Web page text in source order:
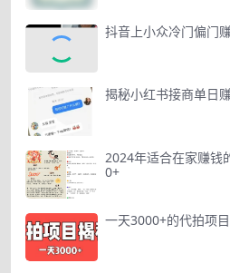
抖音上小众冷门偏门
揭秘小红书接商单日
2024年适合在家赚钱
0+
一天3000+的代拍项